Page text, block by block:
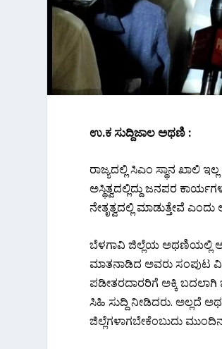
ಉ.ಕ ಸುದ್ದಿಜಾಲ ಅಥಣಿ :
ರಾಜ್ಯದಲ್ಲಿ ಸಿಎಂ ಸ್ಥಾನ ಖಾಲಿ
ಅಸ್ಥಿತ್ವದಲ್ಲಿದ್ದು ಜನಪರ
ನೇತೃತ್ವದಲ್ಲಿ ಮಾಡುತ್ತೇವೆ
ಬೆಳಗಾವಿ ಜಿಲ್ಲೆಯ ಅಥಣಿಯಲ್ಲಿ
ಮಾತನಾಡಿದ ಅವರು ಸಂಪುಟ
ಪಡೀತರದಾರರಿಗೆ ಅಕ್ಕಿ ಬದಲಾಗಿ
ಸಿಹಿ ಸುದ್ದಿ ನೀಡಿದರು. ಅಲ್ಲದೆ
ಜಿಲ್ಲೆಗಳಾಗಬೇಕೆಂಬುದು